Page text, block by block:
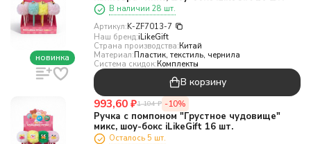
новинка
В наличии 28 шт.
Артикул:K-ZF7013-7
Наш бренд:iLikeGift
Страна производства:Китай
Материал:Пластик, текстиль, чернила
Система скидок:Комплекты
В корзину
993,60 ₽1 104 ₽ -10%
Ручка с помпоном "Грустное чудовище"
микс, шоу-бокс iLikeGift 16 шт.
Осталось 5 шт.